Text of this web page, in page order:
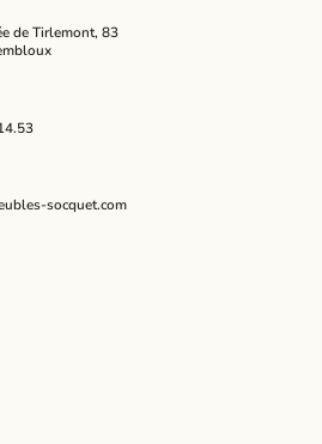
de Tirlemont, 83
socquet.com